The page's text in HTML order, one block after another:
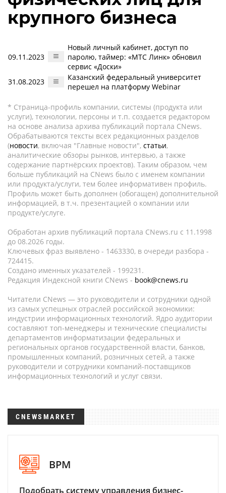
крупного бизнеса
09.11.2023
Новый личный кабинет, доступ по
паролю, таймер: «МТС Линк» обновил
сервис «Доски»
31.08.2023
Казанский федеральный университет
перешел на платформу Webinar
* Страница-профиль компании, системы (продукта или
услуги), технологии, персоны и т.п. создается редактором
на основе анализа архива публикаций портала CNews.
Обрабатываются тексты всех редакционных разделов
(новости, включая "Главные новости", статьи,
аналитические обзоры рынков, интервью, а также
содержание партнёрских проектов). Таким образом, чем
больше публикаций на CNews было с именем компании
или продукта/услуги, тем более информативен профиль.
Профиль может быть дополнен (обогащен) дополнительной
информацией, в т.ч. презентацией о компании или
продукте/услуге.
Обработан архив публикаций портала CNews.ru c 11.1998
до 08.2026 годы.
Ключевых фраз выявлено - 1463330, в очереди разбора -
724415.
Создано именных указателей - 199231.
Редакция Индексной книги CNews - book@cnews.ru
Читатели CNews — это руководители и сотрудники одной
из самых успешных отраслей российской экономики:
индустрии информационных технологий. Ядро аудитории
составляют топ-менеджеры и технические специалисты
департаментов информатизации федеральных и
региональных органов государственной власти, банков,
промышленных компаний, розничных сетей, а также
руководители и сотрудники компаний-поставщиков
информационных технологий и услуг связи.
CNEWSMARKET
BPM
Подобрать систему управления бизнес-